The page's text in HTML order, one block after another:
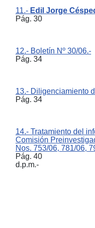
11.- Edil Jorge
Pág. 30
12.- Boletín Nº 30/06.-
Pág. 34
13.- Diligenciamiento
Pág. 34
14.- Tratamiento del
Comisión
Nos. 753/06, 781/06,
Pág. 40
d.p.m.-